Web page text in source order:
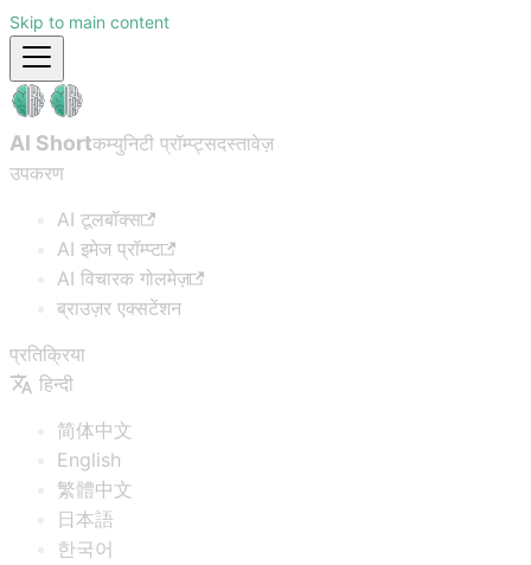
Skip to main content
AI Shortकम्युनिटी प्रॉम्प्ट्सदस्तावेज़
उपकरण
AI टूलबॉक्स
AI इमेज प्रॉम्प्ट
AI विचारक गोलमेज़
ब्राउज़र एक्सटेंशन
प्रतिक्रिया
हिन्दी
简体中文
English
繁體中文
日本語
한국어